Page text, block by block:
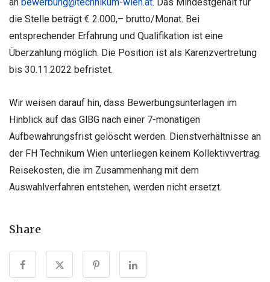
die Stelle beträgt € 2.000,– brutto/Monat. Bei
entsprechender Erfahrung und Qualifikation ist eine
Überzahlung möglich. Die Position ist als Karenzvertretung
bis 30.11.2022 befristet.
Wir weisen darauf hin, dass Bewerbungsunterlagen im
Hinblick auf das GlBG nach einer 7-monatigen
Aufbewahrungsfrist gelöscht werden. Dienstverhältnisse an
der FH Technikum Wien unterliegen keinem Kollektivvertrag.
Reisekosten, die im Zusammenhang mit dem
Auswahlverfahren entstehen, werden nicht ersetzt.
Share